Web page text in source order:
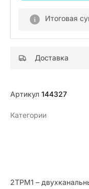
Итоговая
Доставка
Артикул 144327
Категории
2ТРМ1 –